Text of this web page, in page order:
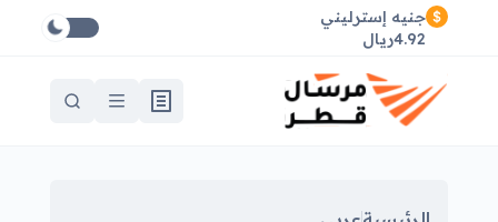
جنيه إسترليني
4.92ريال